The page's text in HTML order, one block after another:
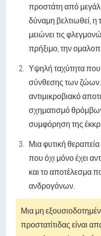
προστάτη από
δύναμη βελτιωθεί, η
μειώνει τις
πρήξιμο, την
Υψηλή ταχύτητα που
σύνθεσης των ζώων.
αντιμικροβιακό
σχηματισμό
συμφόρηση της
Μια φυτική
που όχι μόνο έχει
και το αποτέλεσμα
ανδρογόνων.
Μια μη
προστατίτιδας είναι